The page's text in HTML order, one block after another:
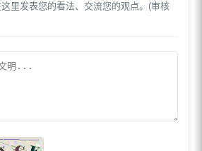
里发表您的看法、交流您的观点。(审核